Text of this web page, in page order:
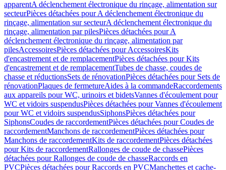
apparentA déclenchement électronique du rinçage, alimentation sur
secteurPièces détachées pour A déclenchement électronique du
rinçage, alimentation sur secteurA déclenchement électronique du
rinçage, alimentation par pilesPièces détachées pour A
déclenchement électronique du rinçage, alimentation par
pilesAccessoiresPièces détachées pour AccessoiresKits
d'encastrement et de remplacementPièces détachées pour Kits
d'encastrement et de remplacementTubes de chasse, coudes de
chasse et réductionsSets de rénovationPièces détachées pour Sets de
rénovationPlaques de fermetureAides à la commandeRaccordements
aux appareils pour WC, urinoirs et bidetsVannes d'écoulement pour
WC et vidoirs suspendusPièces détachées pour Vannes d'écoulement
pour WC et vidoirs suspendusSiphonsPièces détachées pour
SiphonsCoudes de raccordementPièces détachées pour Coudes de
raccordementManchons de raccordementPièces détachées pour
Manchons de raccordementKits de raccordementPièces détachées
pour Kits de raccordementRallonges de coude de chassePièces
détachées pour Rallonges de coude de chasseRaccords en
PVCPièces détachées pour Raccords en PVCManchettes et cache-